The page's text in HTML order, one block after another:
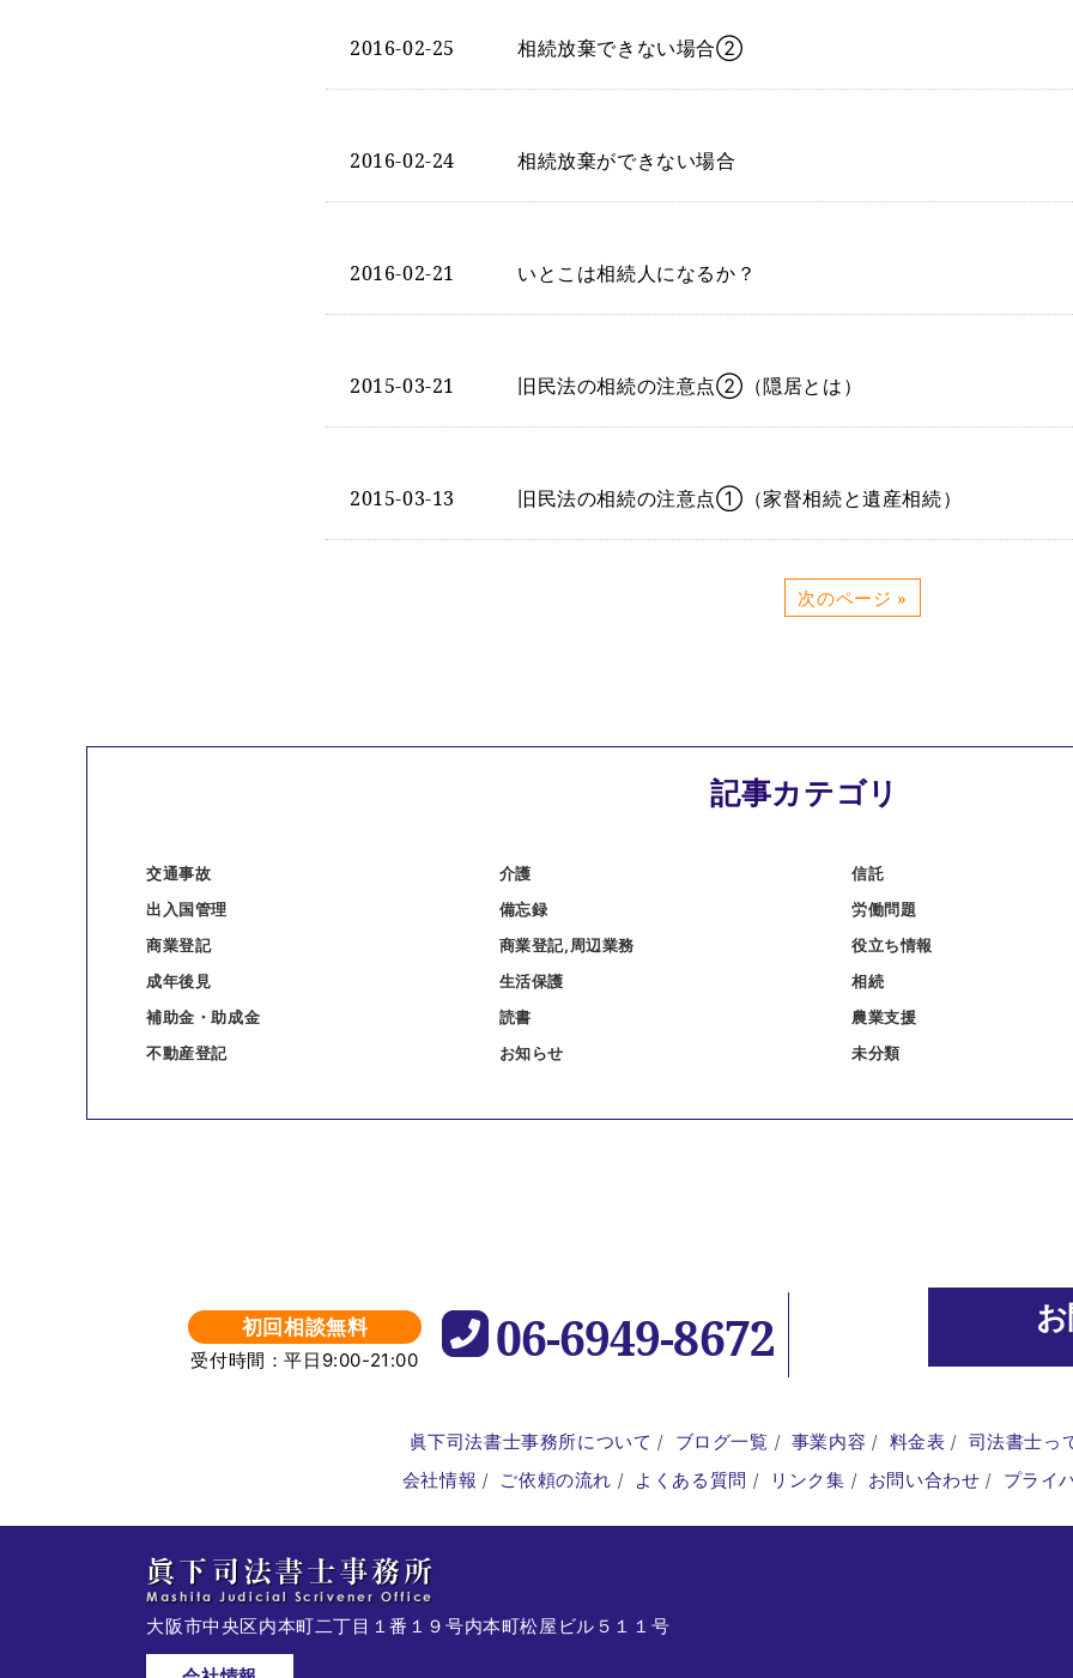
2016-02-25 相続放棄できない場合②
2016-02-24 相続放棄ができない場合
2016-02-21 いとこは相続人になるか？
2015-03-21 旧民法の相続の注意点②（隠居とは）
2015-03-13 旧民法の相続の注意点①（家督相続と遺産相続）
次のページ »
記事カテゴリ
交通事故 介護
信託
出入国管理
備忘録
労働問題
商業登記
商業登記,周辺業務
役立ち情報
成年後見
生活保護
相続
補助金・助成金
読書
農業支援
不動産登記
お知らせ 未分類
初回相談無料
受付時間：平日9:00-21:00 06-6949-8672
眞下司法書士事務所について ブログ一覧 事業内容 料金表
司法書士っ
会社情報
ご依頼の流れ よくある質問 リンク集 お問い合わせ プライ
大阪市中央区内本町二丁目１番１９号内本町松屋ビル５１１号